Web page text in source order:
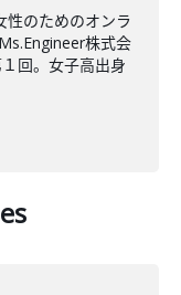
性のためのオンラ
株式会
回。女子高出身